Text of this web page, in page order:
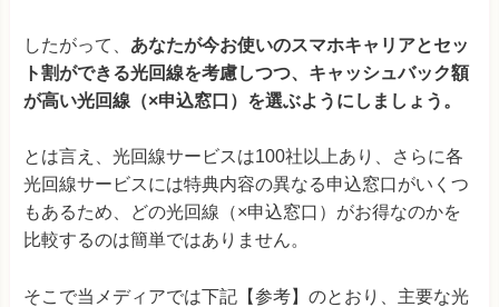
したがって、 あなたが今お使いのスマホキャリアとセッ
ト割ができる光回線を考慮しつつ、キャッシュバック額
が高い光回線（×申込窓口）を選ぶようにしましょう。
とは言え、光回線サービスは100社以上あり、さらに各
光回線サービスには特典内容の異なる申込窓口がいくつ
もあるため、どの光回線（×申込窓口）がお得なのかを
比較するのは簡単ではありません。
そこで当メディアでは下記【参考】のとおり、主要な光